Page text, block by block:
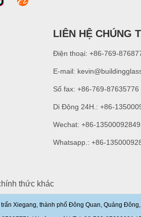
LIÊN HỆ CHÚNG
Điện thoại: +86-769-
E-mail:
Số fax: +86-769-87635776
Di Động 24H.: +86-
Wechat: +86-13500092849
Whatsapp.: +86-
thức khác
Xiegang, thành phố Đông Quan, Quảng